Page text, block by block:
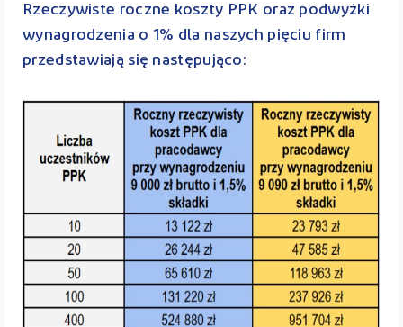
Rzeczywiste roczne koszty PPK oraz podwyżki
wynagrodzenia o 1% dla naszych pięciu firm
przedstawiają się następująco: